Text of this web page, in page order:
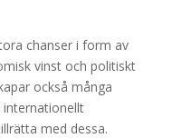
chanser i form av
vinst och politiskt
också många
med dessa.